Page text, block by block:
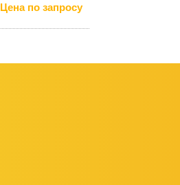
Цена по запросу